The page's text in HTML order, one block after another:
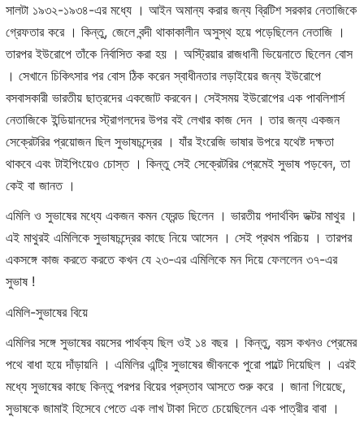
সালটা ১৯৩২-১৯৩৪-এর মধ্যে । আইন অমান্য করার জন্য ব্রিটিশ সরকার নেতাজিকে
গ্রেফতার করে । কিন্তু, জেলে বন্দী থাকাকালীন অসুস্থ হয়ে পড়েছিলেন নেতাজি ।
তারপর ইউরোপে তাঁকে নির্বাসিত করা হয় । অস্ট্রিয়ার রাজধানী ভিয়েনাতে ছিলেন বোস
। সেখানে চিকিৎসার পর বোস ঠিক করেন স্বাধীনতার লড়াইয়ের জন্য ইউরোপে
বসবাসকারী ভারতীয় ছাত্রদের একজোট করবেন। সেইসময় ইউরোপের এক পাবলিশার্স
নেতাজিকে ইন্ডিয়ানদের স্ট্রাগলদের উপর বই লেখার কাজ দেন । তার জন্য একজন
সেক্রেটরির প্রয়োজন ছিল সুভাষচন্দ্রের । যাঁর ইংরেজি ভাষার উপরে যথেষ্ট দক্ষতা
থাকবে এবং টাইপিংয়েও চোস্ত । কিন্তু সেই সেক্রেটরির প্রেমেই সুভাষ পড়বেন, তা
কেই বা জানত ।
এমিলি ও সুভাষের মধ্যে একজন কমন ফ্রেন্ড ছিলেন । ভারতীয় পদার্থবিদ ডক্টর মাথুর ।
এই মাথুরই এমিলিকে সুভাষচন্দ্রের কাছে নিয়ে আসেন । সেই প্রথম পরিচয় । তারপর
একসঙ্গে কাজ করতে করতে কখন যে ২৩-এর এমিলিকে মন দিয়ে ফেললেন ৩৭-এর
সুভাষ !
এমিলি-সুভাষের বিয়ে
এমিলির সঙ্গে সুভাষের বয়সের পার্থক্য ছিল ওই ১৪ বছর । কিন্তু, বয়স কখনও প্রেমের
পথে বাধা হয়ে দাঁড়ায়নি । এমিলির এন্ট্রি সুভাষের জীবনকে পুরো পাল্টে দিয়েছিল । এরই
মধ্যে সুভাষের কাছে কিন্তু পরপর বিয়ের প্রস্তাব আসতে শুরু করে । জানা গিয়েছে,
সুভাষকে জামাই হিসেবে পেতে এক লাখ টাকা দিতে চেয়েছিলেন এক পাত্রীর বাবা ।